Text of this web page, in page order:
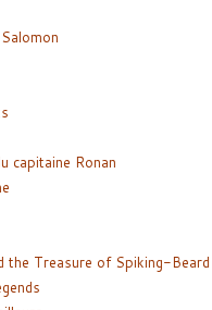
capitaine Ronan
the Treasure of Spiking-Beard